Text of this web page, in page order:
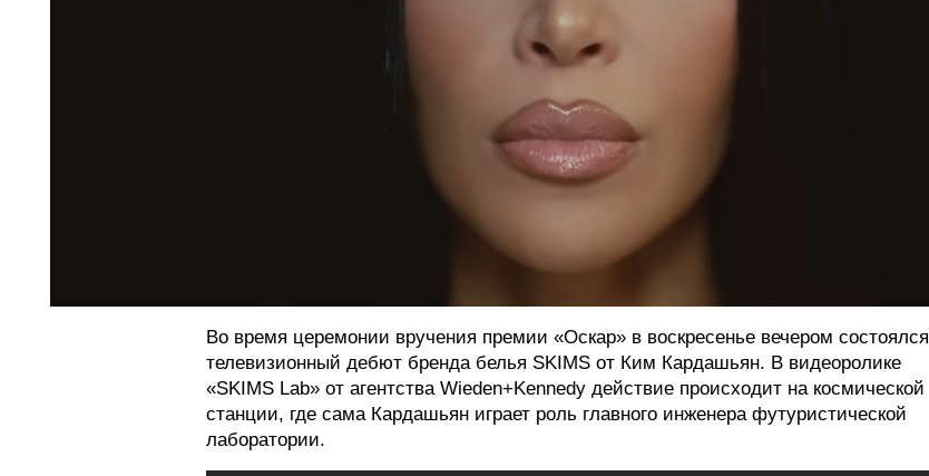
Во время церемонии вручения премии «Оскар» в воскресенье вечером состоялся
телевизионный дебют бренда белья SKIMS от Ким Кардашьян. В видеоролике
«SKIMS Lab» от агентства Wieden+Kennedy действие происходит на космической
станции, где сама Кардашьян играет роль главного инженера футуристической
лаборатории.